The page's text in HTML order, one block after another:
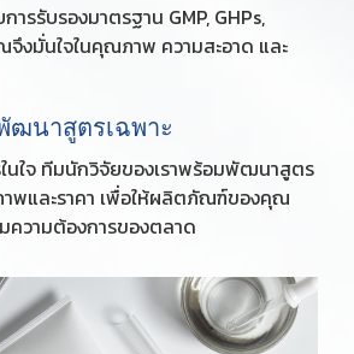
การรับรองมาตรฐาน GMP, GHPs,
จึงมั่นใจในคุณภาพ ความสะอาด และ
ฒนาสูตรเฉพาะ
ใจ ทีมนักวิจัยของเราพร้อมพัฒนาสูตร
พและราคา เพื่อให้ผลิตภัณฑ์ของคุณ
ความต้องการของตลาด